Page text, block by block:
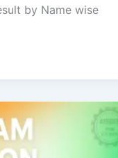
by Name wise